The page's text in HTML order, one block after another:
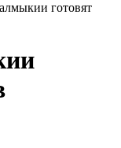
готовят